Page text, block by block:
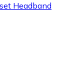
Headband